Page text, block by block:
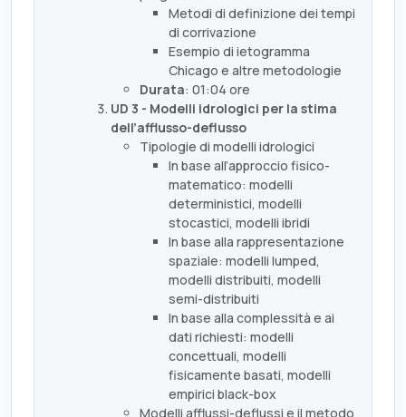
Metodi di definizione dei tempi
di corrivazione
Esempio di ietogramma
Chicago e altre metodologie
Durata: 01:04 ore
UD 3 - Modelli idrologici per la stima
dell’afflusso-deflusso
Tipologie di modelli idrologici
In base all’approccio fisico-
matematico: modelli
deterministici, modelli
stocastici, modelli ibridi
In base alla rappresentazione
spaziale: modelli lumped,
modelli distribuiti, modelli
semi-distribuiti
In base alla complessità e ai
dati richiesti: modelli
concettuali, modelli
fisicamente basati, modelli
empirici black-box
Modelli afflussi-deflussi e il metodo